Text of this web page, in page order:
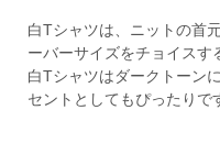
白Tシャツは、ニットの首
ーバーサイズをチョイス
白Tシャツはダークトーン
セントとしてもぴったりで